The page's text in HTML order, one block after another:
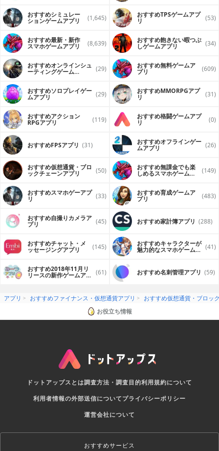
おすすめシミュレー
ションゲームアプリ (1,645) おすすめTPSゲームアプ
リ (53)
おすすめ最新・新作
スマホゲームアプリ (8,639) おすすめ飽きない暇つぶ
しゲームアプリ (34)
おすすめオンラインシュ
ーティングゲーム (29) おすすめ無料ゲームア
プリ (609)
おすすめソロプレイゲー
ムアプリ (29) おすすめ MMORPGアプ
リ (31)
おすすめアクション
RPGアプリ (119) おすすめ格闘ゲームアプ
リ (0)
おすすめFPSアプリ (31) おすすめオフラインゲー
ムアプリ (26)
おすすめ仮想通貨・ブロ
ックチェーンアプリ (50) おすすめ無課金でも楽
しめるスマホゲームア (149)
おすすめスマホゲーアプ
リ (33) おすすめ育成ゲームア
プリ (483)
おすすめ自撮りカメラア
プリ (45) おすすめ家計簿アプリ (288)
おすすめチャット・メ
ッセージングアプリ (145) おすすめキャラクターが
魅力的なスマホゲームア (41)
おすすめ2018年11月リ
リースの新作ゲームアプ (61) おすすめ名刺管理アプリ (59)
アプリ おすすめファイナンス・仮想通貨アプリ
おすすめ仮想通貨・ブロッ
お役立ち情報
ドットアップスとは調査方法・調査目的利用規約について
利用者情報の外部送信についてプライバシーポリシー
運営会社について
おすすめサービス